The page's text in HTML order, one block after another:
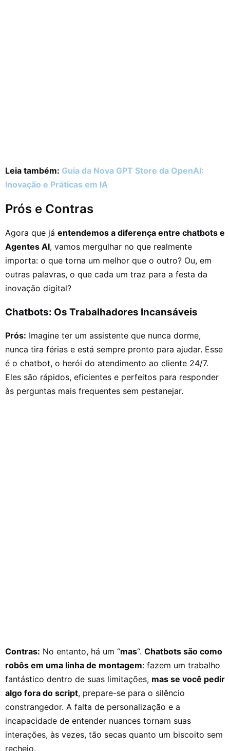
Leia também: Guia da Nova GPT Store da OpenAI:
Inovação e Práticas em IA
Prós e Contras
Agora que já entendemos a diferença entre chatbots e
Agentes AI, vamos mergulhar no que realmente
importa: o que torna um melhor que o outro? Ou, em
outras palavras, o que cada um traz para a festa da
inovação digital?
Chatbots: Os Trabalhadores Incansáveis
Prós: Imagine ter um assistente que nunca dorme,
nunca tira férias e está sempre pronto para ajudar. Esse
é o chatbot, o herói do atendimento ao cliente 24/7.
Eles são rápidos, eficientes e perfeitos para responder
às perguntas mais frequentes sem pestanejar.
Contras: No entanto, há um “mas“. Chatbots são como
robôs em uma linha de montagem: fazem um trabalho
fantástico dentro de suas limitações, mas se você pedir
algo fora do script, prepare-se para o silêncio
constrangedor. A falta de personalização e a
incapacidade de entender nuances tornam suas
interações, às vezes, tão secas quanto um biscoito sem
recheio.